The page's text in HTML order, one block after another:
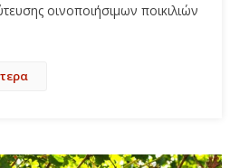
οινοποιήσιμων ποικιλιών